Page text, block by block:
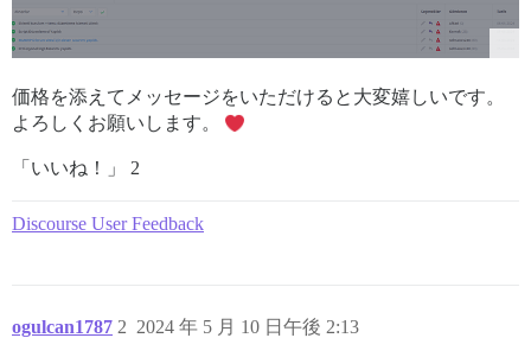
価格を添えてメッセージをいただけると大変嬉しいです。
よろしくお願いします。
「いいね！」 2
Discourse User Feedback
ogulcan1787 2024 年 5 月 10 日午後 2:13
2